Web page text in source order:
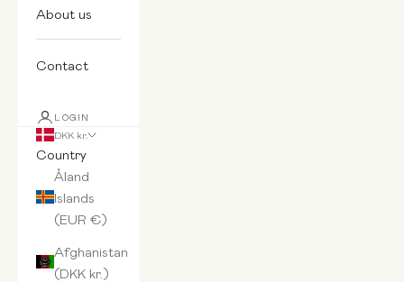
About us
Contact
LOGIN
DKK kr.
Country
Åland
Islands
(EUR €)
Afghanistan
(DKK kr.)